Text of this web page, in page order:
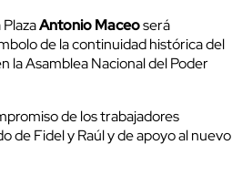
PlazaAntonio Maceoserá
de la continuidad histórica del
la Asamblea Nacional del Poder
de los trabajadores
de Fidel y Raúl y de apoyo al nuevo